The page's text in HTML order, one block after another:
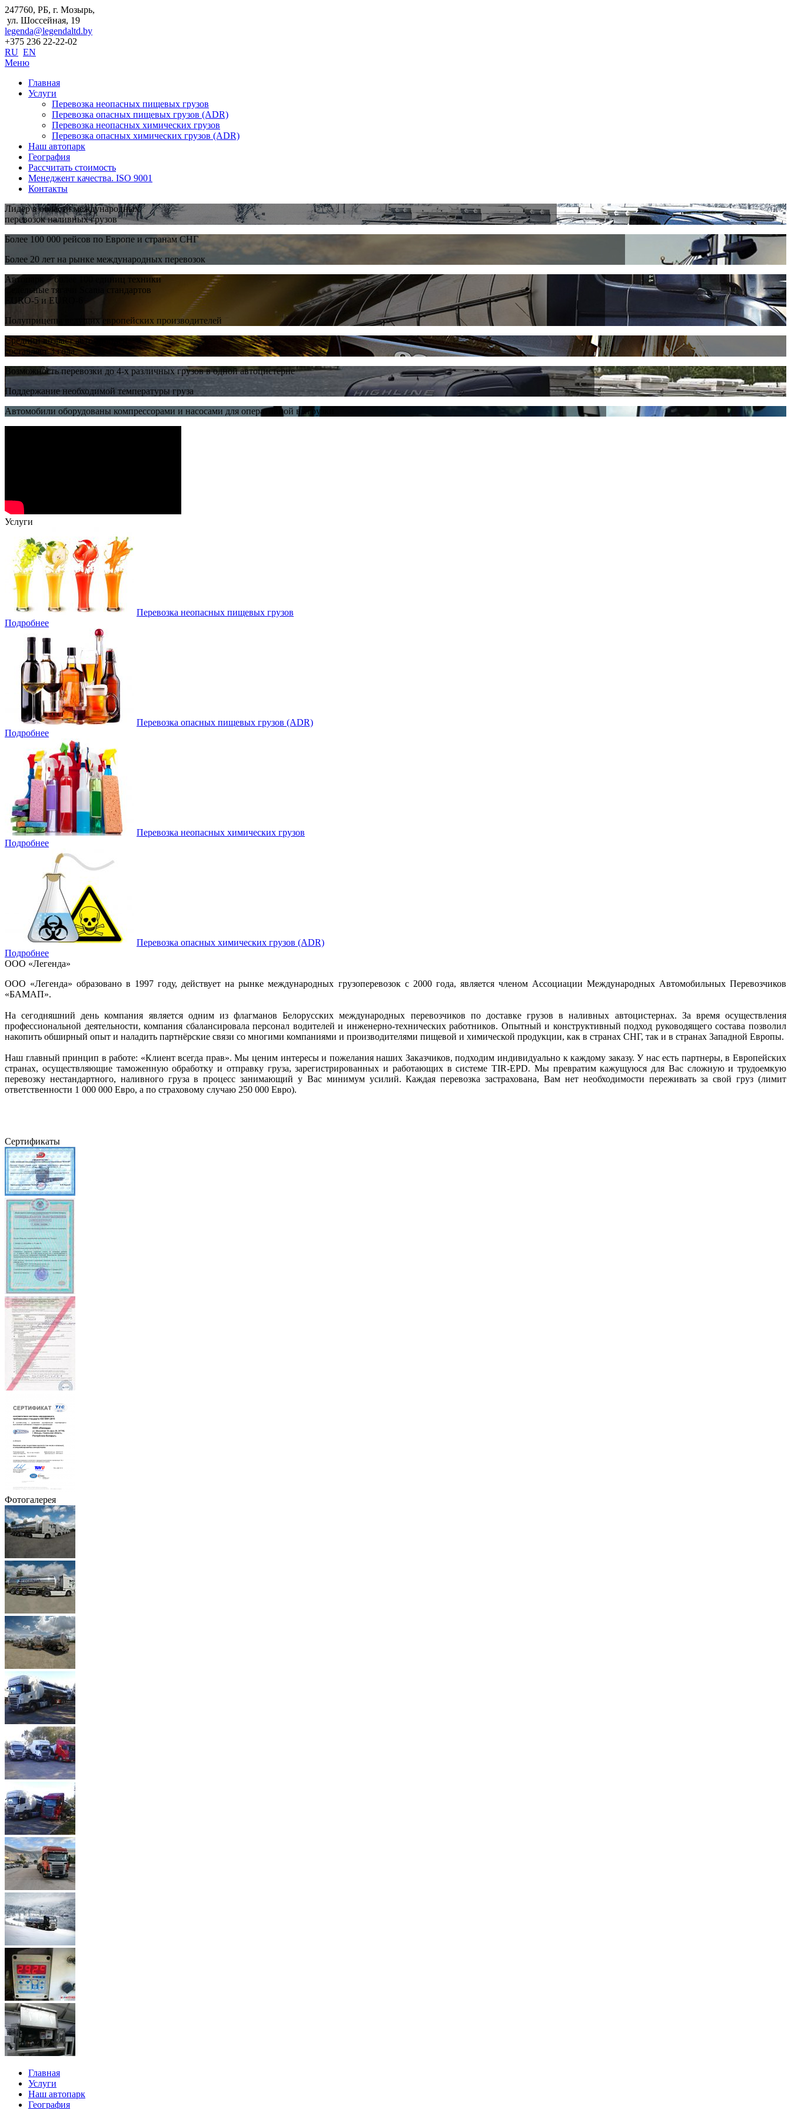
247760, РБ, г. Мозырь,
ул. Шоссейная, 19
legenda@legendaltd.by
+375 236 22-22-02
RU EN
Меню
Главная
Услуги
Перевозка неопасных пищевых грузов
Перевозка опасных пищевых грузов (ADR)
Перевозка неопасных химических грузов
Перевозка опасных химических грузов (ADR)
Наш автопарк
География
Рассчитать стоимость
Менеджент качества. ISO 9001
Контакты
Лидер в области международных
перевозок наливных грузов
Более 100 000 рейсов по Европе и странам СНГ
Более 20 лет на рынке международных перевозок
Автопарк − более 100 единиц техники
Седельные тягачи Scania стандартов
EURO-5 и EURO-6
Полуприцепы ведущих европейских производителей
Средний возраст автомобилей
составляет 3 года
Возможность перевозки до 4-х различных грузов в одной автоцистерне
Поддержание необходимой температуры груза
Автомобили оборудованы компрессорами и насосами для оперативной выгрузки
Услуги
Перевозка неопасных пищевых грузов
Подробнее
Перевозка опасных пищевых грузов (ADR)
Подробнее
Перевозка неопасных химических грузов
Подробнее
Перевозка опасных химических грузов (ADR)
Подробнее
ООО «Легенда»
ООО «Легенда» образовано в 1997 году, действует на рынке международных грузоперевозок с 2000 года, является членом Ассоциации Международных Автомобильных Перевозчиков
«БАМАП».
На сегодняшний день компания является одним из флагманов Белорусских международных перевозчиков по доставке грузов в наливных автоцистернах. За время осуществления
профессиональной деятельности, компания сбалансировала персонал водителей и инженерно-технических работников. Опытный и конструктивный подход руководящего состава позволил
накопить обширный опыт и наладить партнёрские связи со многими компаниями и производителями пищевой и химической продукции, как в странах СНГ, так и в странах Западной Европы.
Наш главный принцип в работе: «Клиент всегда прав». Мы ценим интересы и пожелания наших Заказчиков, подходим индивидуально к каждому заказу. У нас есть партнеры, в Европейских
странах, осуществляющие таможенную обработку и отправку груза, зарегистрированных и работающих в системе TIR-EPD. Мы превратим кажущуюся для Вас сложную и трудоемкую
перевозку нестандартного, наливного груза в процесс занимающий у Вас минимум усилий. Каждая перевозка застрахована, Вам нет необходимости переживать за свой груз (лимит
ответственности 1 000 000 Евро, а по страховому случаю 250 000 Евро).
Сертификаты
Фотогалерея
Главная
Услуги
Наш автопарк
География